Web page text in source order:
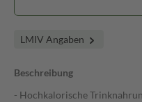
LMIV Angaben
Beschreibung
- Hochkalorische